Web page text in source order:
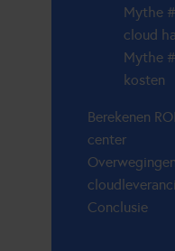
Mythe
cloud
Mythe
kosten
Berekenen
center
Conclusie